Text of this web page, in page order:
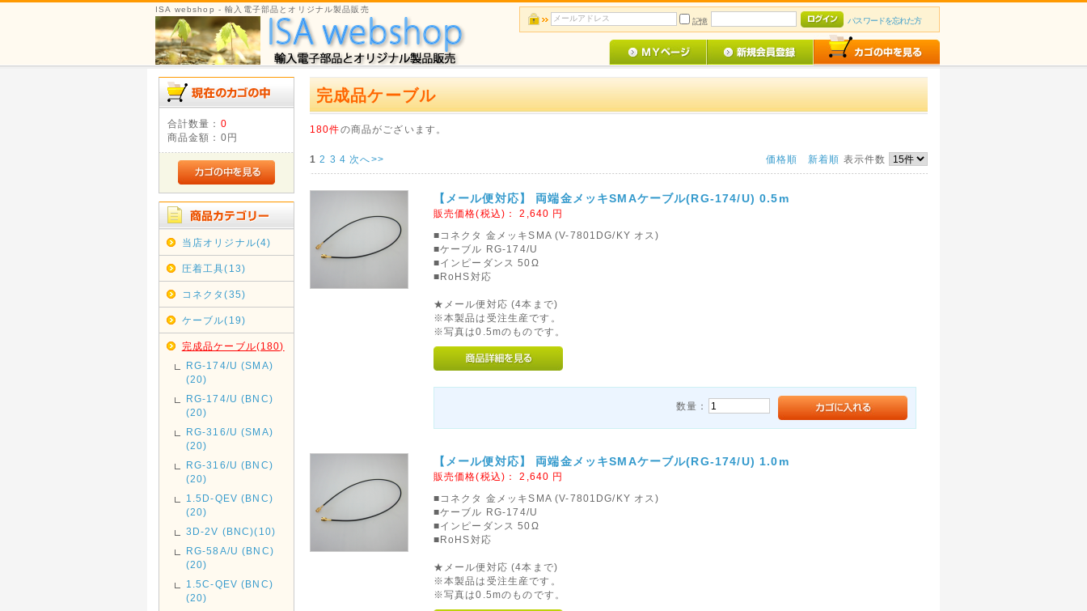
ISA webshop - 輸入電子部品とオリジナル製品販売
記憶
パスワードを忘れた方
合計数量： 0
商品金額： 0円
当店オリジナル(4)
圧着工具(13)
コネクタ(35)
ケーブル(19)
完成品ケーブル(180)
RG-174/U (SMA)
(20)
RG-174/U (BNC)
(20)
RG-316/U (SMA)
(20)
RG-316/U (BNC)
(20)
1.5D-QEV (BNC)
(20)
3D-2V (BNC)(10)
RG-58A/U (BNC)
(20)
1.5C-QEV (BNC)
(20)
完成品ケーブル
180件の商品がございます。
価格順 新着順 表示件数
1 2 3 4 次へ>>
【メール便対応】 両端金メッキSMAケーブル(RG-174/U) 0.5m
販売価格(税込)：2,640 円
■コネクタ 金メッキSMA (V-7801DG/KY オス)
■ケーブル RG-174/U
■インピーダンス 50Ω
■RoHS対応
★メール便対応 (4本まで)
※本製品は受注生産です。
※写真は0.5mのものです。
数量：
【メール便対応】 両端金メッキSMAケーブル(RG-174/U) 1.0m
販売価格(税込)：2,640 円
■コネクタ 金メッキSMA (V-7801DG/KY オス)
■ケーブル RG-174/U
■インピーダンス 50Ω
■RoHS対応
★メール便対応 (4本まで)
※本製品は受注生産です。
※写真は0.5mのものです。